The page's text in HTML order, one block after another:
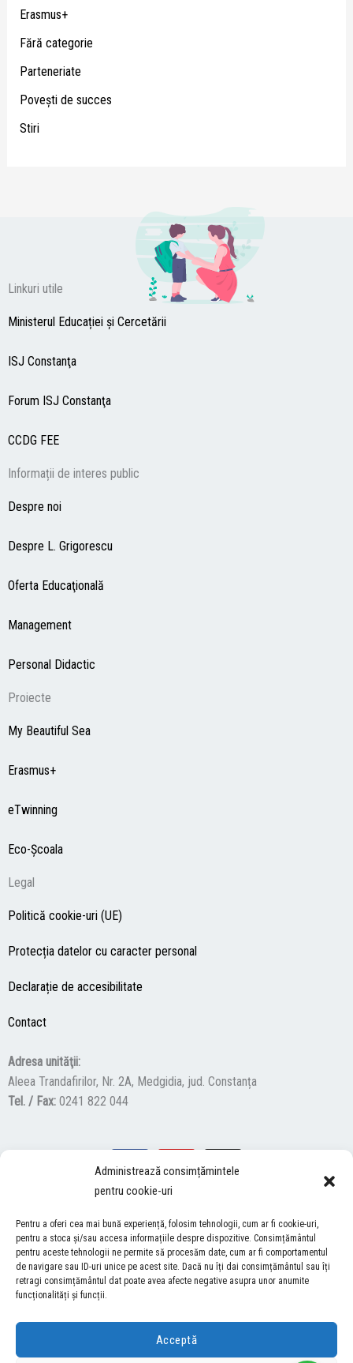
Administrează consimțămintele
pentru cookie-uri
Pentru a oferi cea mai bună experiență, folosim tehnologii, cum ar fi cookie-uri,
pentru a stoca și/sau accesa informațiile despre dispozitive. Consimțământul
pentru aceste tehnologii ne permite să procesăm date, cum ar fi comportamentul
de navigare sau ID-uri unice pe acest site. Dacă nu îți dai consimțământul sau îți
retragi consimțământul dat poate avea afecte negative asupra unor anumite
funcționalități și funcții.
Acceptă
Erasmus+
Fără categorie
Parteneriate
Poveşti de succes
Stiri
Linkuri utile
Ministerul Educației și Cercetării
ISJ Constanţa
Forum ISJ Constanţa
CCDG FEE
Informații de interes public
Despre noi
Despre L. Grigorescu
Oferta Educaţională
Management
Personal Didactic
Proiecte
My Beautiful Sea
Erasmus+
eTwinning
Eco-Şcoala
Legal
Politică cookie-uri (UE)
Protecția datelor cu caracter personal
Declarație de accesibilitate
Contact
Adresa unităţii:
Aleea Trandafirilor, Nr. 2A, Medgidia, jud. Constanța
Tel. / Fax: 0241 822 044
a
c
e
b
o
o
o
t
u
b
e
n
t
a
g
r
m
Descărcați programul NonVisual Desktop Acces, care oferă
persoanelor cu dizabilități vizuale posibilitatea de a consulta site-ul
nostru. DESCARCĂ AICI
COPYRIGHT © 2026 ŞCOALA GIMNAZIALĂ “LUCIAN GRIGORESCU” MEDGIDIA